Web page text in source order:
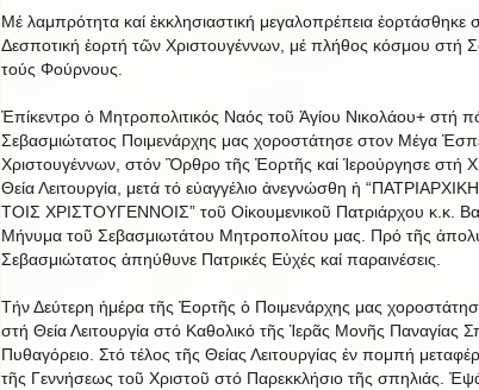
Μέ λαμπρότητα καί ἐκκλησιαστική μεγαλοπρέπεια ἐορτάσθηκε
Δεσποτική ἐορτή τῶν Χριστουγέννων, μέ πλήθος κόσμου στή
τούς Φούρνους.
Ἐπίκεντρο ὁ Μητροπολιτικός Ναός τοῦ Ἁγίου Νικολάου+ στή
Σεβασμιώτατος Ποιμενάρχης μας χοροστάτησε στον Μέγα
Χριστουγέννων, στόν Ὂρθρο τῆς Ἐορτῆς καί Ἱερούργησε στή
Θεία Λειτουργία, μετά τό εὐαγγέλιο ἀνεγνώσθη ἡ
ΤΟΙΣ ΧΡΙΣΤΟΥΓΕΝΝΟΙΣ” τοῦ Οἰκουμενικοῦ Πατριάρχου κ.κ.
Μήνυμα τοῦ Σεβασμιωτάτου Μητροπολίτου μας. Πρό τῆς
Σεβασμιώτατος ἀπηύθυνε Πατρικές Εὐχές καί παραινέσεις.
Τήν Δεύτερη ἡμέρα τῆς Ἐορτῆς ὁ Ποιμενάρχης μας
στή Θεία Λειτουργία στό Καθολικό τῆς Ἱερᾶς Μονῆς Παναγίας
Πυθαγόρειο. Στό τέλος τῆς Θείας Λειτουργίας ἐν πομπή
τῆς Γεννήσεως τοῦ Χριστοῦ στό Παρεκκλήσιο τῆς σπηλιάς.